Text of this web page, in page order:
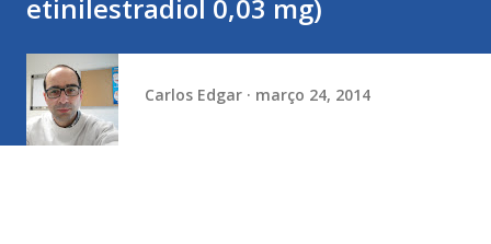
etinilestradiol 0,03 mg)
Carlos Edgar março 24, 2014